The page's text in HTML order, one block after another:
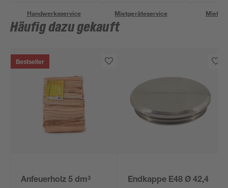
Handwerksservice Mietgeräteservice
Häufig dazu gekauft
Bestseller
Anfeuerholz 5 dm³
Endkappe E48 Ø 42,4